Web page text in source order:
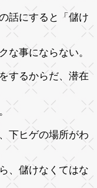
話にすると「儲け
な事にならない。
するからだ、潜在
。
下ヒゲの場所がわ
、儲けなくてはな